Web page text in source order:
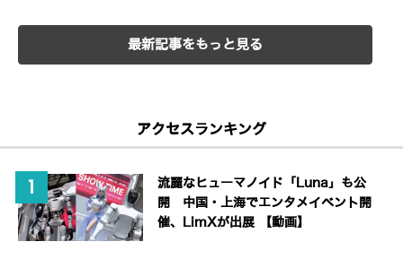
最新記事をもっと見る
アクセスランキング
流麗なヒューマノイド「Luna」も公
開 中国・上海でエンタメイベント開
催、LimXが出展 【動画】